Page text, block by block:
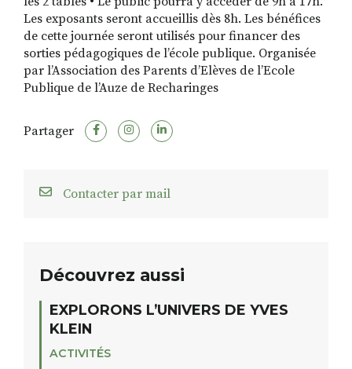
Les exposants seront accueillis dès 8h. Les bénéfices
de cette journée seront utilisés pour financer des
sorties pédagogiques de l’école publique. Organisée
par l’Association des Parents d’Elèves de l’Ecole
Publique de l’Auze de Recharinges
Partager
Contacter par mail
Découvrez aussi
EXPLORONS L’UNIVERS DE YVES
KLEIN
ACTIVITÉS